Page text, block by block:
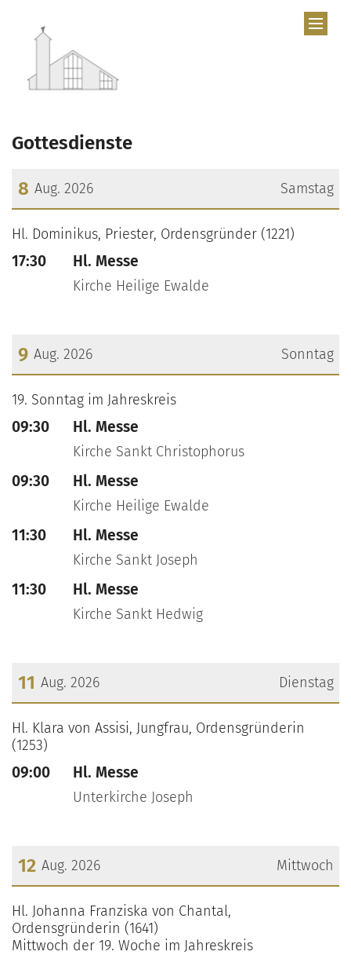
Gottesdienste
Samstag
8 Aug. 2026
???msg.page.sr.date??? 8. August 2026
Hl. Dominikus, Priester, Ordensgründer (1221)
17:30 Hl. Messe
Kirche Heilige Ewalde
Sonntag
9 Aug. 2026
???msg.page.sr.date??? 9. August 2026
19. Sonntag im Jahreskreis
09:30 Hl. Messe
Kirche Sankt Christophorus
09:30 Hl. Messe
Kirche Heilige Ewalde
11:30 Hl. Messe
Kirche Sankt Joseph
11:30 Hl. Messe
Kirche Sankt Hedwig
Dienstag
11 Aug. 2026
???msg.page.sr.date??? 11. August 2026
Hl. Klara von Assisi, Jungfrau, Ordensgründerin
(1253)
09:00 Hl. Messe
Unterkirche Joseph
Mittwoch
12 Aug. 2026
???msg.page.sr.date??? 12. August 2026
Hl. Johanna Franziska von Chantal,
Ordensgründerin (1641)
Mittwoch der 19. Woche im Jahreskreis